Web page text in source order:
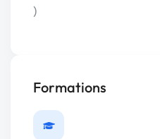
)
Formations